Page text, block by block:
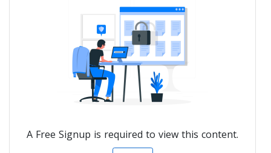
A Free Signup is required to view this content.